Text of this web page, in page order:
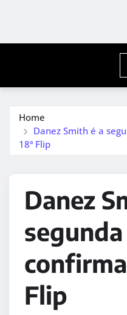
Home
Danez Smith é a
18ª Flip
Danez
Flip